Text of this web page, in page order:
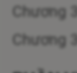
Chương
Chương